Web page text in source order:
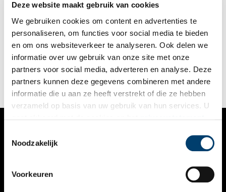
Deze website maakt gebruik van cookies
We gebruiken cookies om content en advertenties te
personaliseren, om functies voor social media te bieden
en om ons websiteverkeer te analyseren. Ook delen we
informatie over uw gebruik van onze site met onze
partners voor social media, adverteren en analyse. Deze
partners kunnen deze gegevens combineren met andere
informatie die u aan ze heeft verstrekt of die ze hebben
verzameld op basis van uw gebruik van hun services. U
Noodzakelijk
Voorkeuren
Flitsen op het radarscherm. Zwemt daar een school vissen? Of
zijn het vijandelijke schepen? Welke koers? Wie het
Marinemuseum in Den Helder bezoekt, kan zelf aan de
knoppen draaien. Je ervaart hoe het er op spannende
momenten aan toegaat op de brug van een kruiser met
geleide wapens aan boord. Daal mee af in een heuse
onderzeeboot.
VERHALEN
KALENDER